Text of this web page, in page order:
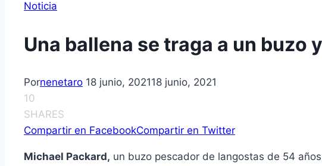
Noticia
Una ballena se traga a un buzo
Pornenetaro 18 junio, 202118 junio, 2021
10
SHARES
Compartir en FacebookCompartir en Twitter
Michael Packard, un buzo pescador de langostas de 54